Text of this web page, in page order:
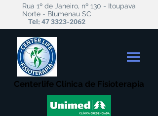
Rua 1º de Janeiro, nº 130 - Itoupava
Norte - Blumenau SC
Tel:47 3323-2062
Centerlife Clínica de Fisioterapia